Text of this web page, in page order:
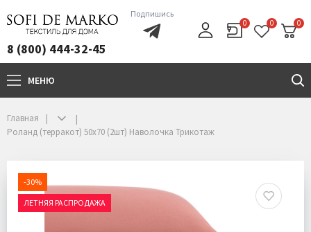
8 (800) 444-32-45
Подпишись
0 0 0
МЕНЮ
Главная
Роланд (терракот) 50х70 (2шт) Наволочка Трикотаж
-30%
ЛЕТНЯЯ РАСПРОДАЖА